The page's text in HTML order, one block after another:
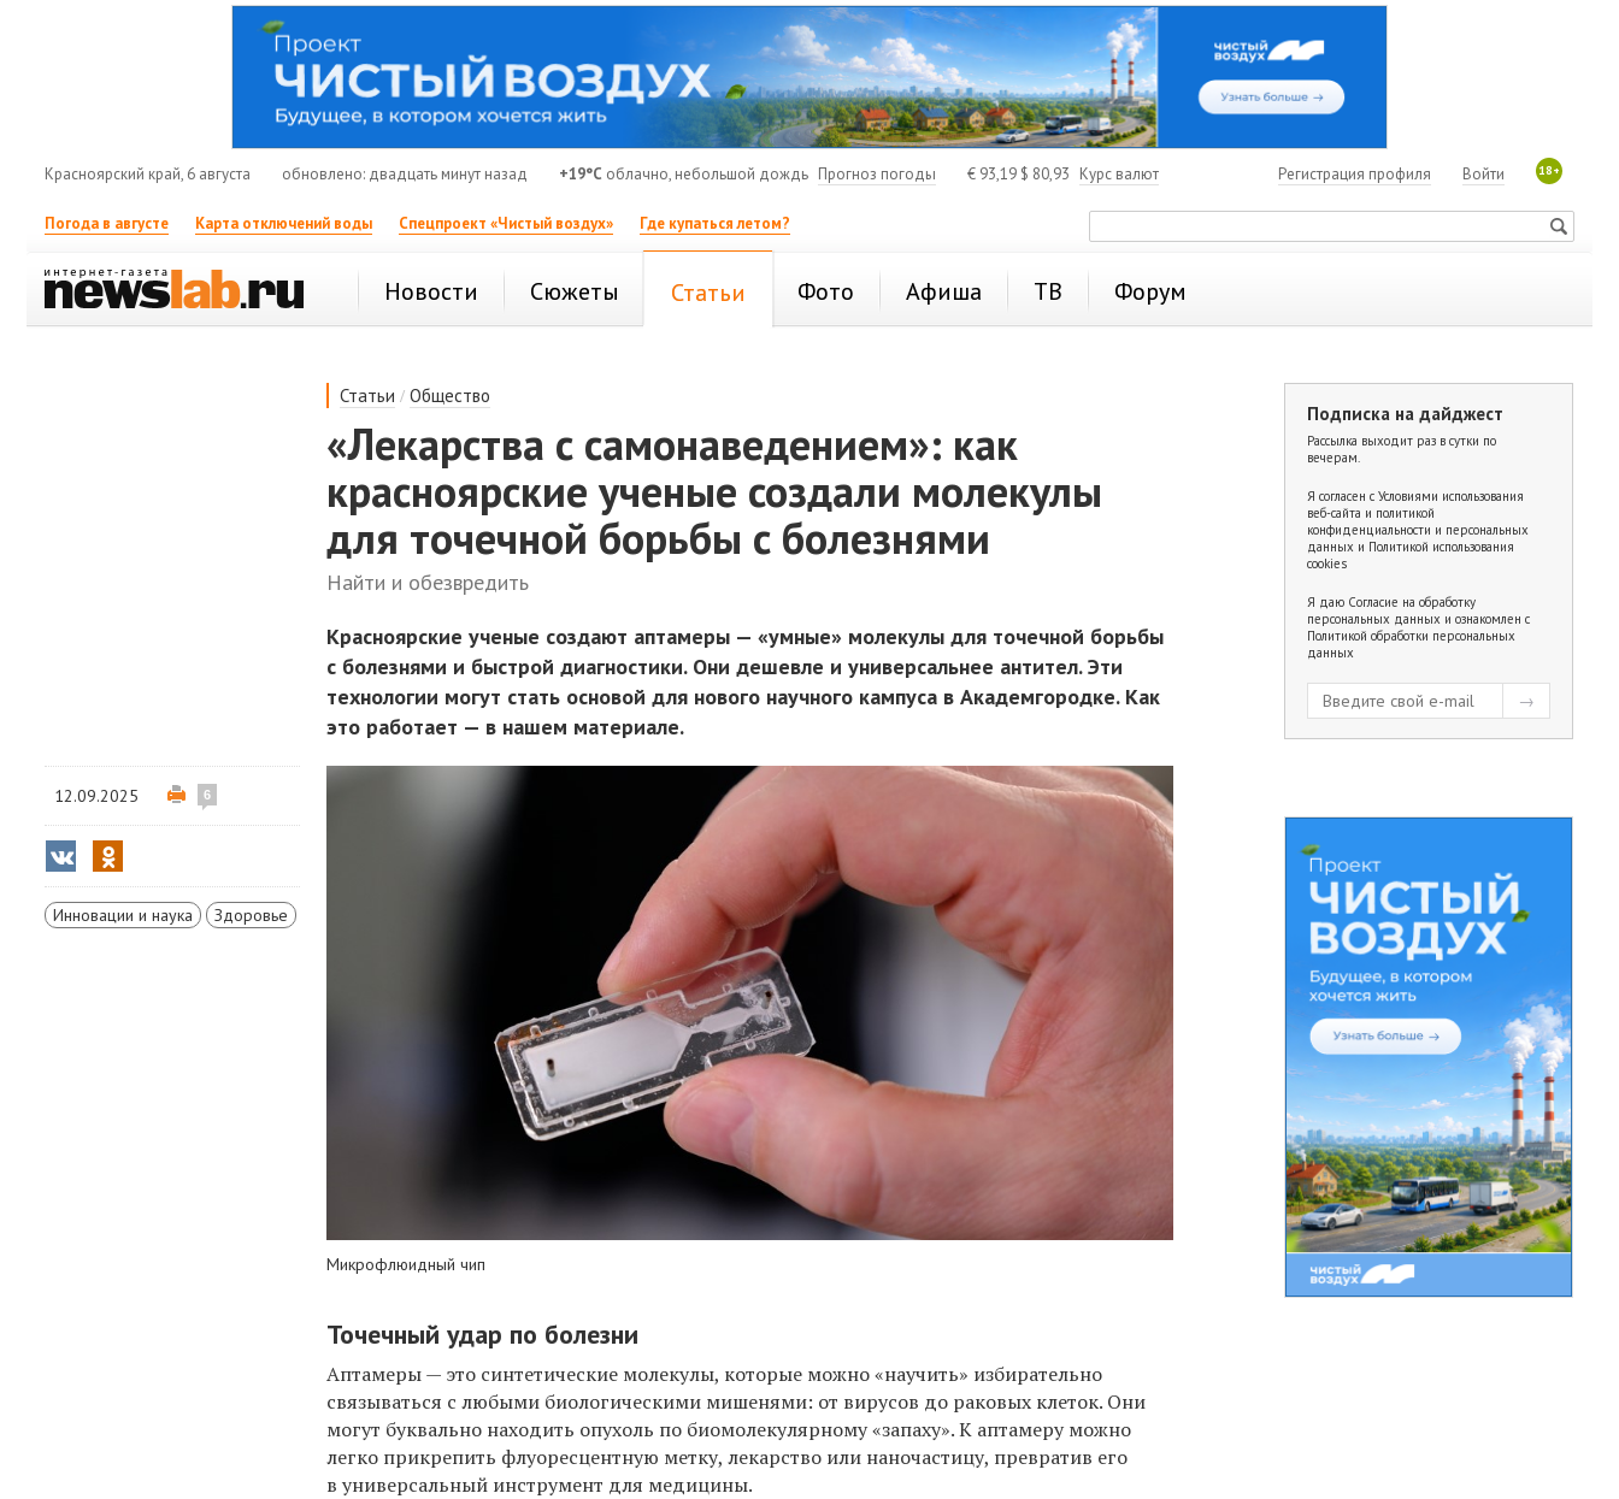
Красноярский край, 6 августа обновлено: двадцать минут назад +19°C облачно, небольшой дождь Прогноз погоды € 93,19 $ 80,93 Курс валют 18+
Войти
Регистрация профиля
Погода в августе Карта отключений воды Спецпроект «Чистый воздух» Где купаться летом?
Новости Сюжеты Статьи Фото Афиша ТВ Форум
Статьи /Общество
«Лекарства с самонаведением»: как
красноярские ученые создали молекулы
для точечной борьбы с болезнями
Найти и обезвредить
Красноярские ученые создают аптамеры — «умные» молекулы для точечной борьбы
с болезнями и быстрой диагностики. Они дешевле и универсальнее антител. Эти
технологии могут стать основой для нового научного кампуса в Академгородке. Как
это работает — в нашем материале.
12.09.2025 6
Инновации и наука Здоровье
Микрофлюидный чип
Точечный удар по болезни
Аптамеры — это синтетические молекулы, которые можно «научить» избирательно
связываться с любыми биологическими мишенями: от вирусов до раковых клеток. Они
могут буквально находить опухоль по биомолекулярному «запаху». К аптамеру можно
легко прикрепить флуоресцентную метку, лекарство или наночастицу, превратив его
в универсальный инструмент для медицины.
Подписка на дайджест
Рассылка выходит раз в сутки по
вечерам.
Я согласен с Условиями использования
веб-сайта и политикой
конфиденциальности и персональных
данных и Политикой использования
cookies
Я даю Согласие на обработку
персональных данных и ознакомлен с
Политикой обработки персональных
данных